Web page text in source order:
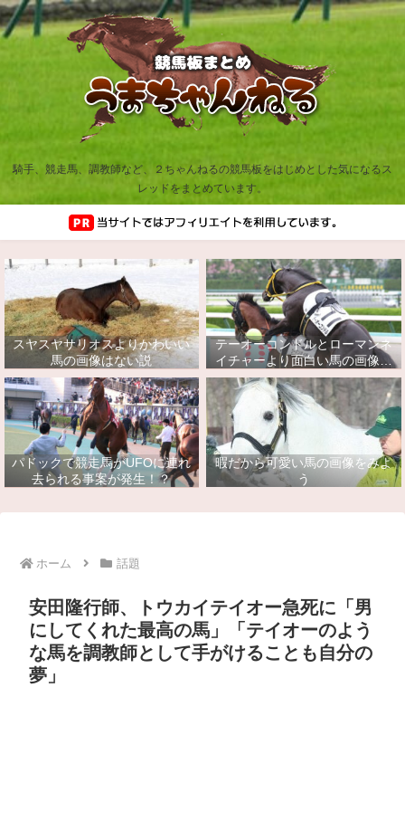
騎手、競走馬、調教師など、２ちゃんねるの競馬板をはじめとした気になるス
レッドをまとめています。
スヤスヤサリオスよりかわいい
馬の画像はない説
テーオーコンドルとローマンネ
イチャーより面白い馬の画像っ
てあるの？
パドックで競走馬がUFOに連れ
去られる事案が発生！？
暇だから可愛い馬の画像をみよ
う
ホーム 話題
安田隆行師、トウカイテイオー急死に「男
にしてくれた最高の馬」「テイオーのよう
な馬を調教師として手がけることも自分の
夢」